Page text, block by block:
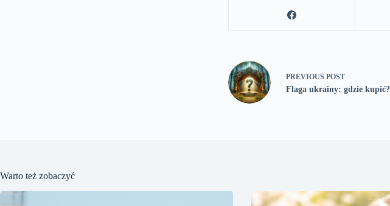
PREVIOUS POST
Flaga ukrainy: gdzie kupić?
Warto też zobaczyć